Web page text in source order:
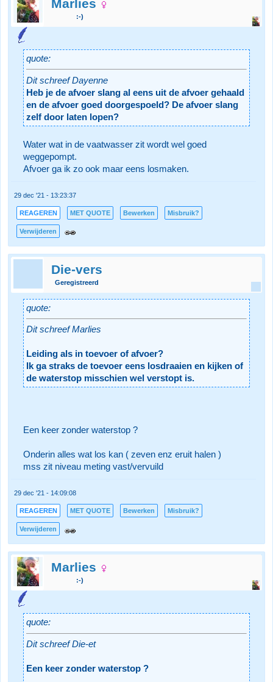
Marlies
:-)
quote:
Dit schreef Dayenne
Heb je de afvoer slang al eens uit de afvoer gehaald
en de afvoer goed doorgespoeld? De afvoer slang
zelf door laten lopen?
Water wat in de vaatwasser zit wordt wel goed
weggepompt.
Afvoer ga ik zo ook maar eens losmaken.
29 dec '21 - 13:23:37
REAGEREN MET QUOTE Bewerken Misbruik?
Verwijderen
Die-vers
Geregistreerd
quote:
Dit schreef Marlies
Leiding als in toevoer of afvoer?
Ik ga straks de toevoer eens losdraaien en kijken of
de waterstop misschien wel verstopt is.
Een keer zonder waterstop ?
Onderin alles wat los kan ( zeven enz eruit halen )
mss zit niveau meting vast/vervuild
29 dec '21 - 14:09:08
REAGEREN MET QUOTE Bewerken Misbruik?
Verwijderen
Marlies
:-)
quote:
Dit schreef Die-et
Een keer zonder waterstop ?